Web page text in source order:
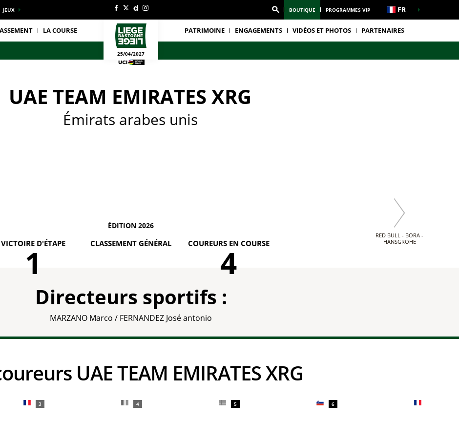
JEUX BOUTIQUE PROGRAMMES VIP FR
LA COURSE
25/04/2027
PATRIMOINE ENGAGEMENTS VIDÉOS ET PHOTOS PARTENAIRES
UAE TEAM EMIRATES XRG
Émirats arabes unis
ÉDITION 2026
VICTOIRE D'ÉTAPE
1 CLASSEMENT GÉNÉRAL COUREURS EN COURSE
4
RED BULL - BORA -
HANSGROHE
Directeurs sportifs :
MARZANO Marco / FERNANDEZ José antonio
UAE TEAM EMIRATES XRG
3 4 5 6